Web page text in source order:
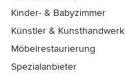
Kinder- & Babyzimmer
Künstler & Kunsthandwerk
Möbelrestaurierung
Spezialanbieter